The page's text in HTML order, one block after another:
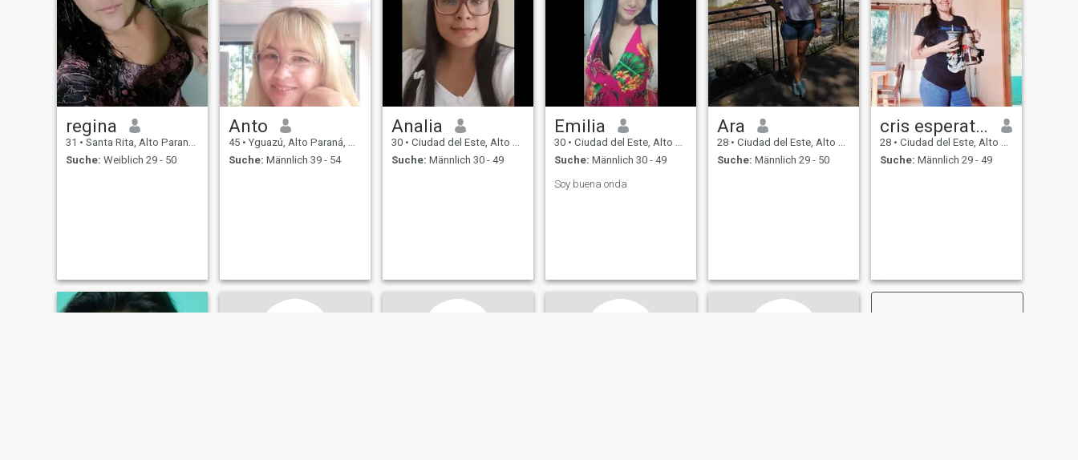
regina
31 • Santa Rita, Alto Paraná, Paraguay
Suche: Weiblich 29 - 50
Anto
45 • Yguazú, Alto Paraná, Paraguay
Suche: Männlich 39 - 54
Analia
30 • Ciudad del Este, Alto Paraná, Paraguay
Suche: Männlich 30 - 49
Emilia
30 • Ciudad del Este, Alto Paraná, Paraguay
Suche: Männlich 30 - 49
Soy buena onda
Ara
28 • Ciudad del Este, Alto Paraná, Paraguay
Suche: Männlich 29 - 50
cris esperatty
28 • Ciudad del Este, Alto Paraná, Paraguay
Suche: Männlich 29 - 49